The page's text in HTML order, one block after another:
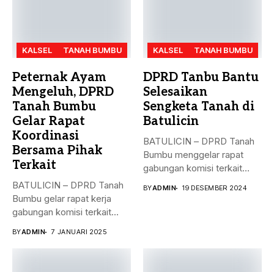
KALSEL TANAH BUMBU
Peternak Ayam
Mengeluh, DPRD
Tanah Bumbu
Gelar Rapat
Koordinasi
Bersama Pihak
Terkait
BATULICIN – DPRD Tanah
Bumbu gelar rapat kerja
gabungan komisi terkait
BYADMIN 7 JANUARI 2025
KALSEL TANAH BUMBU
DPRD Tanbu Bantu
Selesaikan
Sengketa Tanah di
Batulicin
BATULICIN – DPRD Tanah
Bumbu menggelar rapat
gabungan komisi terkait
BYADMIN 19 DESEMBER 2024